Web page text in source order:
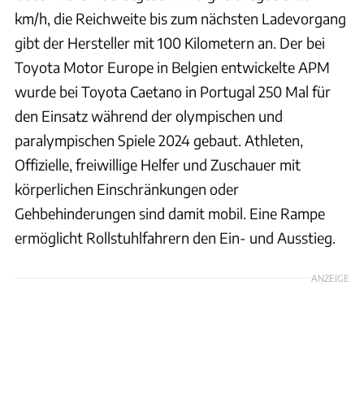
km/h, die Reichweite bis zum nächsten Ladevorgang
gibt der Hersteller mit 100 Kilometern an. Der bei
Toyota Motor Europe in Belgien entwickelte APM
wurde bei Toyota Caetano in Portugal 250 Mal für
den Einsatz während der olympischen und
paralympischen Spiele 2024 gebaut. Athleten,
Offizielle, freiwillige Helfer und Zuschauer mit
körperlichen Einschränkungen oder
Gehbehinderungen sind damit mobil. Eine Rampe
ermöglicht Rollstuhlfahrern den Ein- und Ausstieg.
ANZEIGE